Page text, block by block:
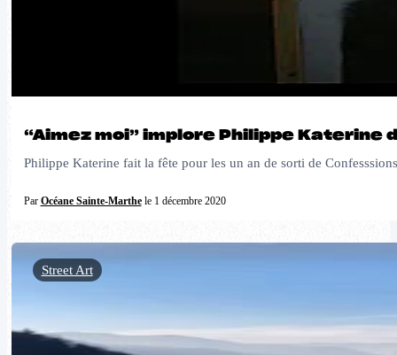
“Aimez moi” implore Philippe Katerine
Philippe Katerine fait la fête pour les un an de sorti de
Par Océane Sainte-Marthele 1 décembre 2020
Street Art